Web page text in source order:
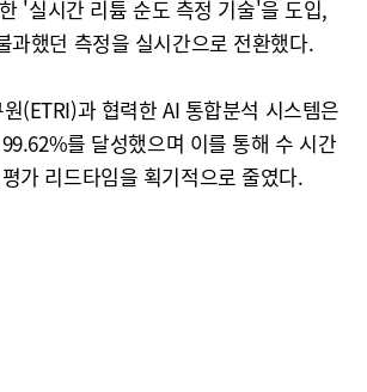
'실시간 리튬 순도 측정 기술'을 도입,
과했던 측정을 실시간으로 전환했다.
(ETRI)과 협력한 AI 통합분석 시스템은
를 달성했으며 이를 통해 수 시간
가 리드타임을 획기적으로 줄였다.